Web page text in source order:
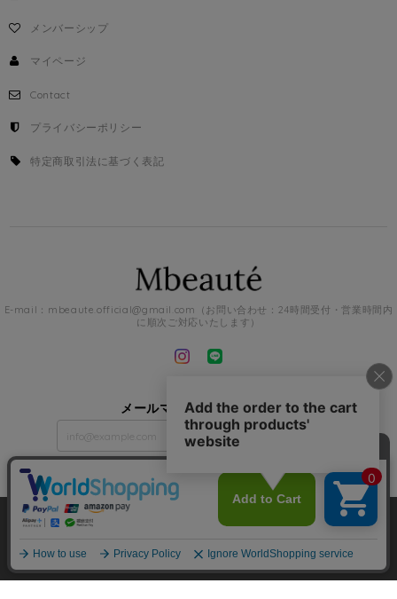
メンバーシップ
マイページ
Contact
プライバシーポリシー
特定商取引法に基づく表記
E-mail： mbeaute.official@gmail.com
（お問い合わせ：24時間受付・営業時間内
に順次ご対応いたします）
メールマガジンを受け取る
Mbeaute |プライバシーポリシー |会員規約
ショップに質問する